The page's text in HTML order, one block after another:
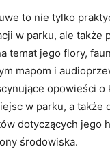
to nie tylko
w parku, ale także
‍temat jego flory,
mapom⁢ i
opowieści o
w ‌parku, a ⁣także
dotyczących jego
środowiska.